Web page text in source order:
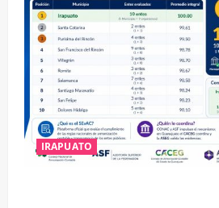
IRAPUATO